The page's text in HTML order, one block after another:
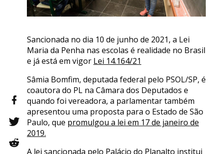
Sancionada no dia 10 de junho de 2021, a Lei
Maria da Penha nas escolas é realidade no Brasil
e já está em vigor Lei 14.164/21
Sâmia Bomfim, deputada federal pelo PSOL/SP, é
coautora do PL na Câmara dos Deputados e
quando foi vereadora, a parlamentar também
apresentou uma proposta para o Estado de São
Paulo, que promulgou a lei em 17 de janeiro de
2019.
A lei sancionada pelo Palácio do Planalto institui